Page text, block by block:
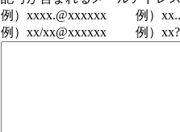
例）xxxx.@xxxxxx 例）
例）xx/xx@xxxxxx 例）